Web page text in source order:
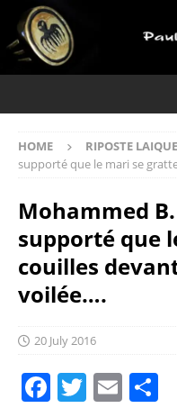
HOME RIPOSTE LAIQUE
supporté que le mari se
Mohammed
supporté que
couilles
voilée….
20 July 2016
F T E